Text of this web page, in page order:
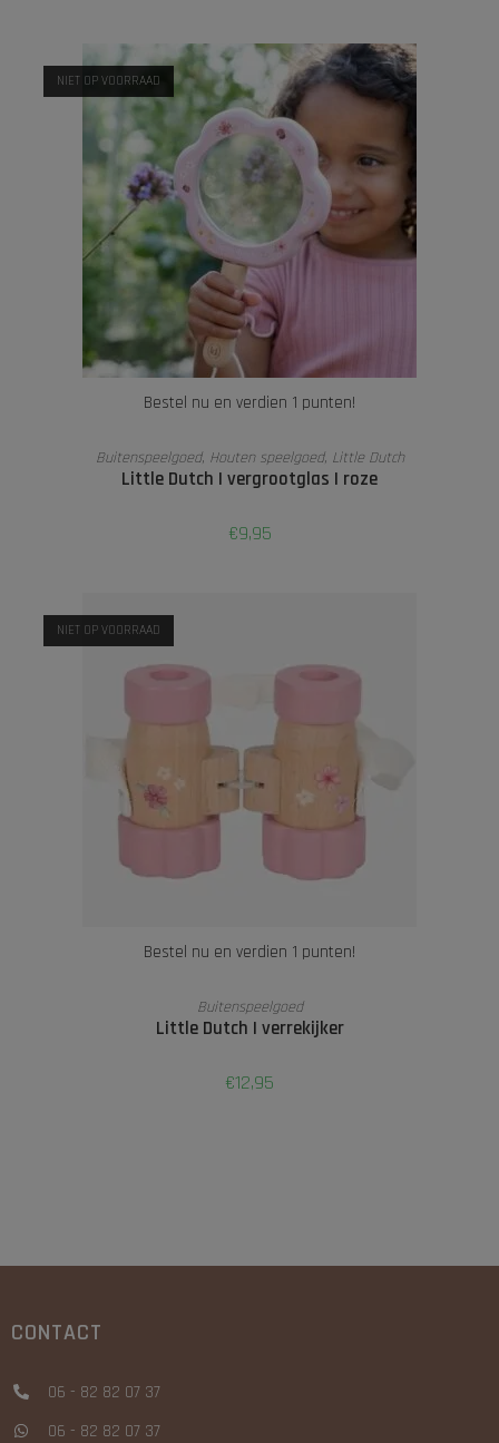
NIET OP VOORRAAD
Bestel nu en verdien 1 punten!
LEES VERDER
Buitenspeelgoed, Houten speelgoed, Little Dutch
Little Dutch | vergrootglas | roze
€9,95
NIET OP VOORRAAD
Bestel nu en verdien 1 punten!
LEES VERDER
Buitenspeelgoed
Little Dutch | verrekijker
€12,95
CONTACT
06 - 82 82 07 37
06 - 82 82 07 37